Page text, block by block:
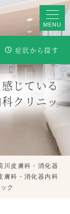
MENU
症状から探す
じている
クリニッ
川皮膚科・消化器
膚科・消化器内科
ク